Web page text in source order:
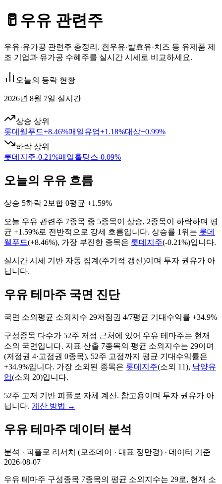
🥛 우유 관련주
우유·유가공 관련주 총정리. 흰우유·발효유·치즈 등 유제품 제
조 기업과 유가공 수혜주를 실시간 시세로 비교하세요.
오늘의 등락 현황
2026년 8월 7일 실시간
상승 상위
롯데웰푸드+8.46%매일유업+1.18%대상+0.99%
하락 상위
롯데지주-0.21%매일홀딩스-0.09%
오늘의 우유 흐름
상승 5하락 2 보합 0평균 +1.59%
오늘 우유 관련주 7종목 중 5종목이 상승, 2종목이 하락하며 평
균 +1.59%로 전반적으로 강세 흐름입니다. 상승률 1위는 롯데
웰푸드(+8.46%), 가장 부진한 종목은 롯데지주(-0.21%)입니다.
실시간 시세 기반 자동 집계(주기적 갱신)이며 투자 권유가 아
닙니다.
우유 테마주 국면 진단
국면 소외 평균 소외지수 29저점권 4/7평균 기대수익률 +34.9%
구성종목 다수가 52주 저점 근처에 있어 우유 테마주는 현재
소외 국면입니다. 지표 산출 7종목의 평균 소외지수는 29이며
(저점권 4·고점권 0종목), 52주 고점까지 평균 기대수익률은
+34.9%입니다. 가장 소외된 종목은 롯데지주(소외 11), 남양유
업(소외 20)입니다.
52주 고저 기반 피플로 자체 계산. 참고용이며 투자 권유가 아
닙니다. 계산 방법 →
우유 테마주 데이터 분석
분석 · 피플로 리서치 (모조데이 · 대표 정만경) · 데이터 기준
2026-08-07
우유 테마주 구성종목 7종목의 평균 소외지수는 29로, 현재 소